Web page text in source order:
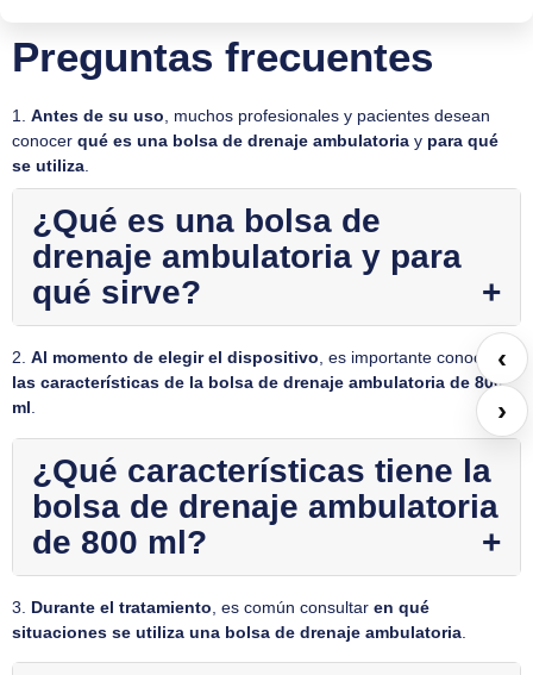
Preguntas frecuentes
1. Antes de su uso, muchos profesionales y pacientes desean
conocer qué es una bolsa de drenaje ambulatoria y para qué
se utiliza.
¿Qué es una bolsa de
drenaje ambulatoria y para
qué sirve?
2. Al momento de elegir el dispositivo, es importante conocer
las características de la bolsa de drenaje ambulatoria de 800
ml.
¿Qué características tiene la
bolsa de drenaje ambulatoria
de 800 ml?
3. Durante el tratamiento , es común consultar en qué
situaciones se utiliza una bolsa de drenaje ambulatoria
‹
›